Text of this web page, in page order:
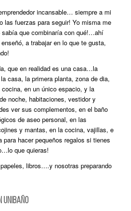
incansable… siempre a mi
las fuerzas para seguir! Yo misma me
sabía que combinaría con qué!…ahí
a trabajar en lo que te gusta,
que en realidad es una casa…la
casa, la primera planta, zona de dia,
en un único espacio, y la
noche, habitaciones, vestidor y
ver sus complementos, en el baño
de aseo personal, en las
y mantas, en la cocina, vajillas, e
para hacer pequeños regalos si tienes
que quieras!
libros….y nosotras preparando
UNIBAÑO